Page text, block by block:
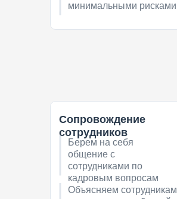
минимальными рисками
Берем на себя
общение с
сотрудниками по
кадровым вопросам
Сопровождение
сотрудников
Объясняем сотрудникам